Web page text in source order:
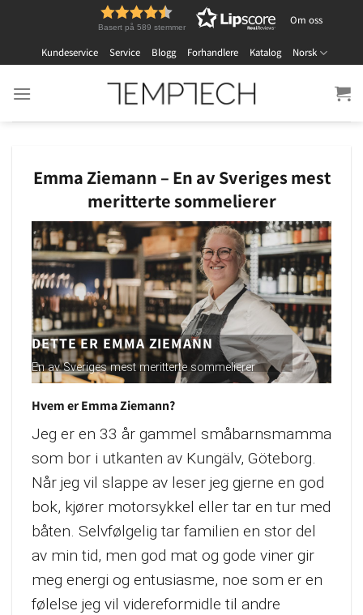
Basert på 589 stemmer
Om oss
Kundeservice Service Blogg Forhandlere Katalog Norsk
Emma Ziemann – En av Sveriges mest
meritterte sommelierer
DETTE ER EMMA ZIEMANN
En av Sveriges mest meritterte sommelierer
Hvem er Emma Ziemann?
Jeg er en 33 år gammel småbarnsmamma
som bor i utkanten av Kungälv, Göteborg.
Når jeg vil slappe av leser jeg gjerne en god
bok, kjører motorsykkel eller tar en tur med
båten. Selvfølgelig tar familien en stor del
av min tid, men god mat og gode viner gir
meg energi og entusiasme, noe som er en
følelse jeg vil videreformidle til andre